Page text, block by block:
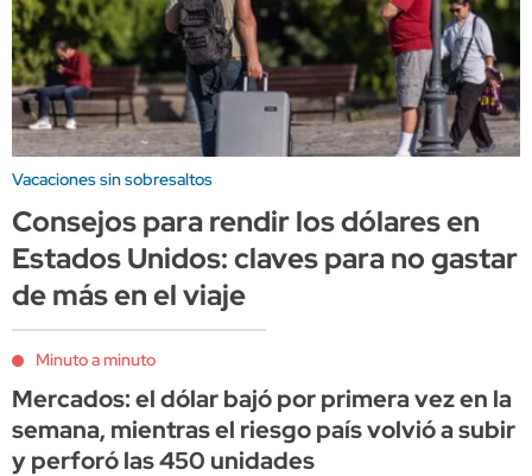
Vacaciones sin sobresaltos
Consejos para rendir los dólares en
Estados Unidos: claves para no gastar
de más en el viaje
Minuto a minuto
Mercados: el dólar bajó por primera vez en la
semana, mientras el riesgo país volvió a subir
y perforó las 450 unidades